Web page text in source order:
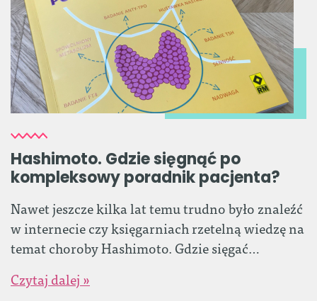
Hashimoto. Gdzie sięgnąć po
kompleksowy poradnik pacjenta?
Nawet jeszcze kilka lat temu trudno było znaleźć
w internecie czy księgarniach rzetelną wiedzę na
temat choroby Hashimoto. Gdzie sięgać…
Czytaj dalej »